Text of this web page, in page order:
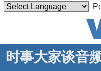
碍
主页
时事大家谈音